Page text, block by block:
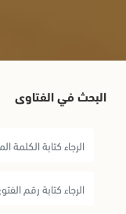
البحث في الفتاوى